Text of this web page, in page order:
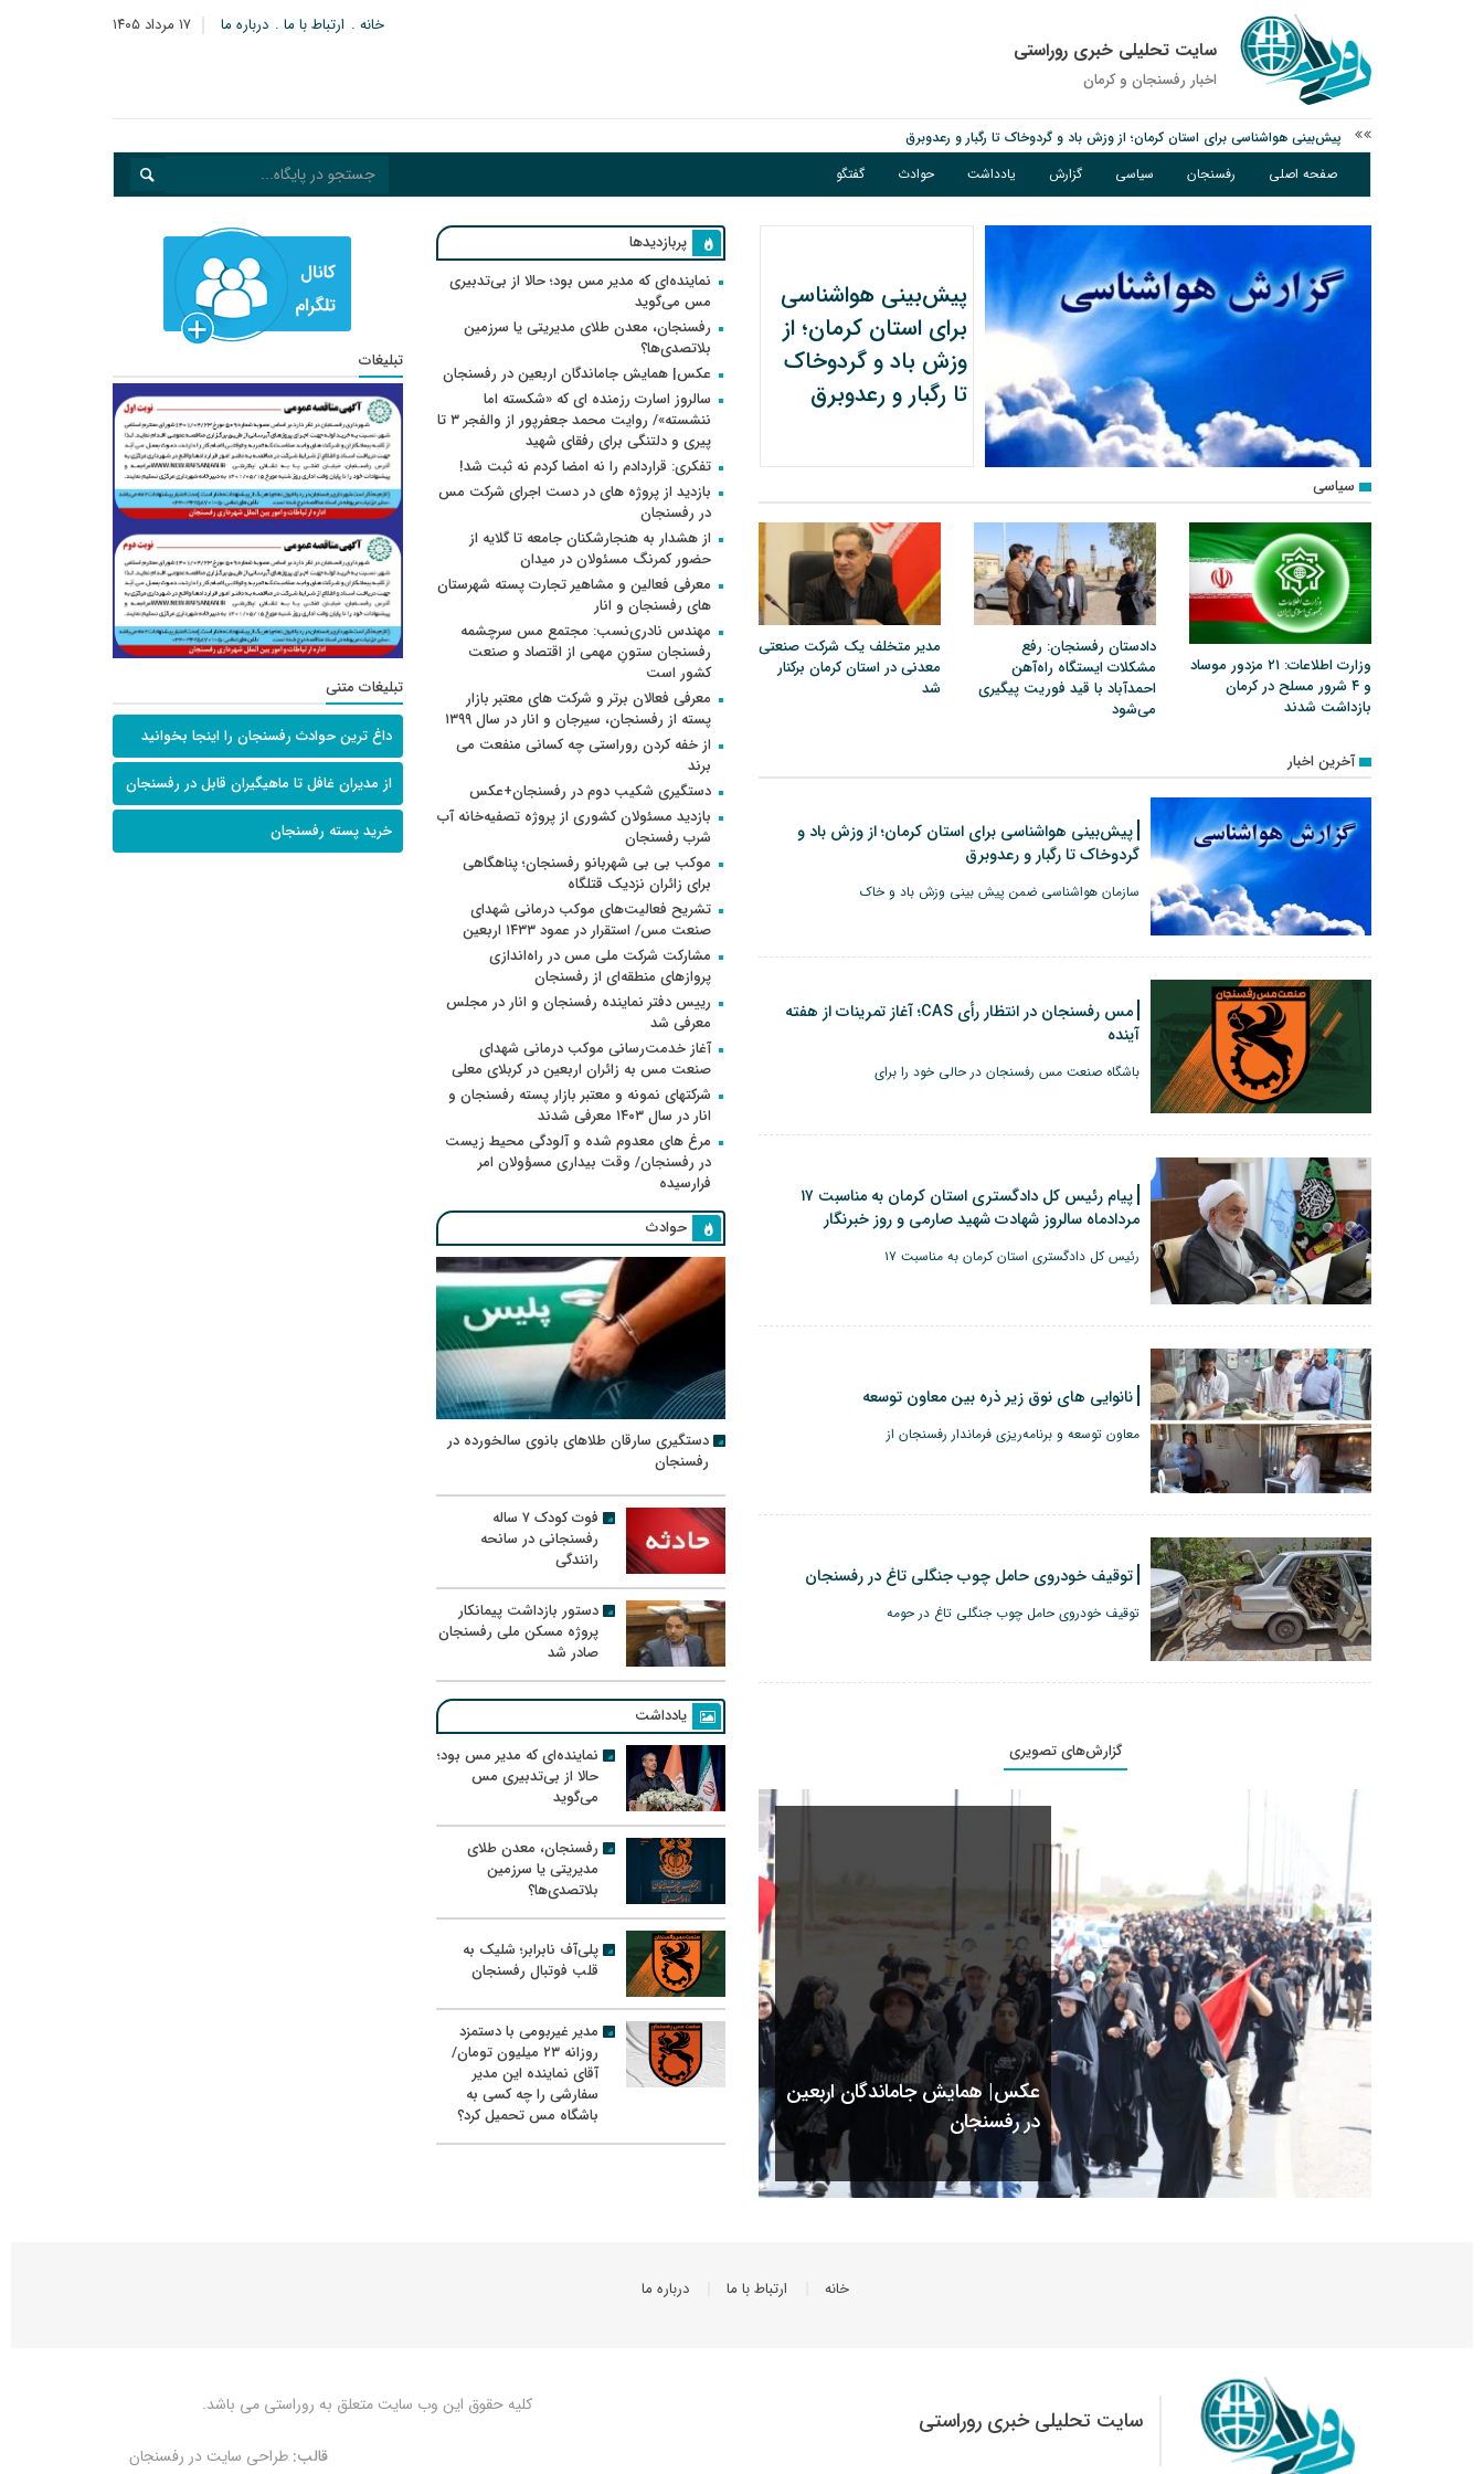
۱۷ مرداد ۱۴۰۵ خانه ارتباط با ما درباره ما
سایت تحلیلی خبری روراستی
اخبار رفسنجان و كرمان
پیش‌بینی هواشناسی برای استان کرمان؛ از وزش باد و گردوخاک تا رگبار و رعدوبرق
مس رفسنجان در انتظار رأی CAS؛ آغاز تمرینات از هفته آینده
پیام رئیس کل دادگستری استان کرمان به مناسبت ۱۷ مردادماه سالروز شهادت شهید صارمی و روز خبرنگار
صفحه اصلی رفسنجان سیاسی گزارش یادداشت حوادث گفتگو
پیش‌بینی هواشناسی
برای استان کرمان؛ از
وزش باد و گردوخاک
تا رگبار و رعدوبرق
سیاسی
وزارت اطلاعات: ۲۱ مزدور موساد
و ۴ شرور مسلح در کرمان
بازداشت شدند
دادستان رفسنجان: رفع
مشکلات ایستگاه راه‌آهن
احمدآباد با قید فوریت پیگیری
می‌شود
مدیر متخلف یک شرکت صنعتی
معدنی در استان کرمان برکنار
شد
آخرین اخبار
پیش‌بینی هواشناسی برای استان کرمان؛ از وزش باد و
گردوخاک تا رگبار و رعدوبرق
سازمان هواشناسی ضمن پیش بینی وزش باد و خاک
مس رفسنجان در انتظار رأی CAS؛ آغاز تمرینات از هفته
آینده
باشگاه صنعت مس رفسنجان در حالی خود را برای
پیام رئیس کل دادگستری استان کرمان به مناسبت ۱۷
مردادماه سالروز شهادت شهید صارمی و روز خبرنگار
رئیس کل دادگستری استان کرمان به مناسبت ۱۷
نانوایی های نوق زیر ذره بین معاون توسعه
معاون توسعه و برنامه‌ریزی فرماندار رفسنجان از
توقیف خودروی حامل چوب جنگلی تاغ در رفسنجان
توقیف خودروی حامل چوب جنگلی تاغ در حومه
گزارش‌های تصویری
عکس| همایش جاماندگان اربعین
در رفسنجان
پربازدیدها
نماینده‌ای که مدیر مس بود؛ حالا از بی‌تدبیری
مس می‌گوید
رفسنجان، معدن طلای مدیریتی یا سرزمین
بلاتصدی‌ها؟
عکس| همایش جاماندگان اربعین در رفسنجان
سالروز اسارت رزمنده ای که «شکسته اما
ننشسته»/ روایت محمد جعفرپور از والفجر ۳ تا
پیری و دلتنگی برای رفقای شهید
تفکری: قراردادم را نه امضا کردم نه ثبت شد!
بازدید از پروژه های در دست اجرای شرکت مس
در رفسنجان
از هشدار به هنجارشکنان جامعه تا گلایه از
حضور کمرنگ مسئولان در میدان
معرفی فعالین و مشاهیر تجارت پسته شهرستان
های رفسنجان و انار
مهندس نادری‌نسب: مجتمع مس سرچشمه
رفسنجان ستونِ مهمی از اقتصاد و صنعت
کشور است
معرفی فعالان برتر و شرکت های معتبر بازار
پسته از رفسنجان، سیرجان و انار در سال ۱۳۹۹
از خفه کردن روراستی چه کسانی منفعت می
برند
دستگیری شکیب دوم در رفسنجان+عکس
بازدید مسئولان کشوری از پروژه تصفیه‌خانه آب
شرب رفسنجان
موکب بی بی شهربانو رفسنجان؛ پناهگاهی
برای زائران نزدیک قتلگاه
تشریح فعالیت‌های موکب درمانی شهدای
صنعت مس/ استقرار در عمود ۱۴۳۳ اربعین
مشارکت شرکت ملی مس در راه‌اندازی
پروازهای منطقه‌ای از رفسنجان
رییس دفتر نماینده رفسنجان و انار در مجلس
معرفی شد
آغاز خدمت‌رسانی موکب درمانی شهدای
صنعت مس به زائران اربعین در کربلای معلی
شرکتهای نمونه و معتبر بازار پسته رفسنجان و
انار در سال ۱۴۰۳ معرفی شدند
مرغ های معدوم شده و آلودگی محیط زیست
در رفسنجان/ وقت بیداری مسؤولان امر
فرارسیده
حوادث
دستگیری سارقان طلاهای بانوی سالخورده در
رفسنجان
فوت کودک ۷ ساله
رفسنجانی در سانحه
رانندگی
دستور بازداشت پیمانکار
پروژه مسکن ملی رفسنجان
صادر شد
یادداشت
نماینده‌ای که مدیر مس بود؛
حالا از بی‌تدبیری مس
می‌گوید
رفسنجان، معدن طلای
مدیریتی یا سرزمین
بلاتصدی‌ها؟
پلی‌آف نابرابر؛ شلیک به
قلب فوتبال رفسنجان
مدیر غیربومی با دستمزد
روزانه ۲۳ میلیون تومان/
آقای نماینده این مدیر
سفارشی را چه کسی به
باشگاه مس تحمیل کرد؟
تبلیغات
تبلیغات متنی
داغ ترین حوادث رفسنجان را اینجا بخوانید
از مدیران غافل تا ماهیگیران قابل در رفسنجان
خرید پسته رفسنجان
خانه ارتباط با ما درباره ما
سایت تحلیلی خبری روراستی
کلیه حقوق این وب سایت متعلق به روراستی می باشد.
قالب: طراحی سایت در رفسنجان